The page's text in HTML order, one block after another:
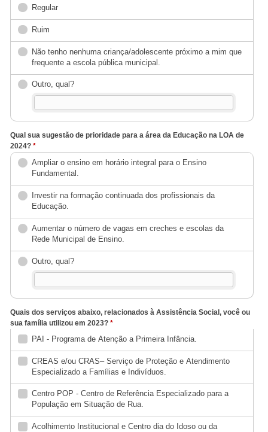
Regular
Ruim
Não tenho nenhuma criança/adolescente próximo a mim que
frequente a escola pública municipal.
Outro, qual?
Qual sua sugestão de prioridade para a área da Educação na LOA de
2024? *
Ampliar o ensino em horário integral para o Ensino
Fundamental.
Investir na formação continuada dos profissionais da
Educação.
Aumentar o número de vagas em creches e escolas da
Rede Municipal de Ensino.
Outro, qual?
Quais dos serviços abaixo, relacionados à Assistência Social, você ou
sua família utilizou em 2023? *
PAI - Programa de Atenção a Primeira Infância.
CREAS e/ou CRAS– Serviço de Proteção e Atendimento
Especializado a Famílias e Indivíduos.
Centro POP - Centro de Referência Especializado para a
População em Situação de Rua.
Acolhimento Institucional e Centro dia do Idoso ou da